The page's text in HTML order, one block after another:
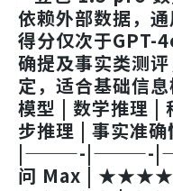
依赖外部数据，
得分仅次于GPT-
确提及事实类测
定，适合基础信
模型 | 数学推理 |
步推理 | 事实
|———-|———-
问 Max |